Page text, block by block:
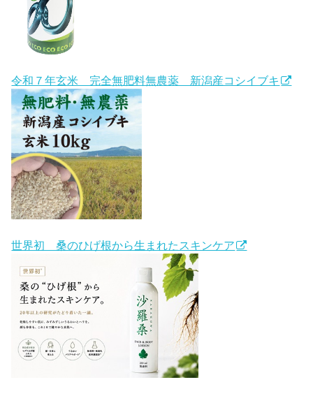
令和７年玄米 完全無肥料無農薬 新潟産コシイブキ
世界初 桑のひげ根から生まれたスキンケア